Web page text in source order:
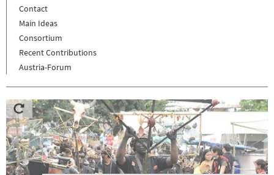
Contact
Main Ideas
Consortium
Recent Contributions
Austria-Forum